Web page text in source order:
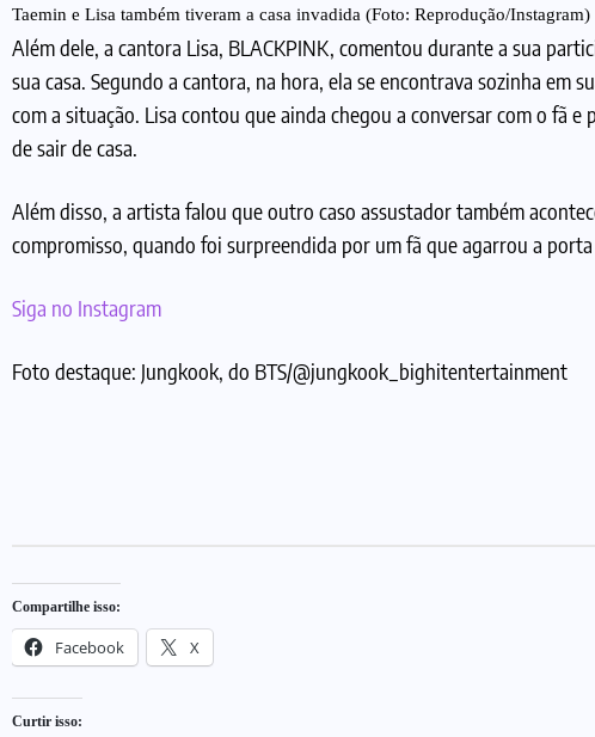
Taemin e Lisa também tiveram a casa invadida (Foto: Reprodução/Instagram)
Além dele, a cantora Lisa, BLACKPINK, comentou durante a sua
sua casa. Segundo a cantora, na hora, ela se encontrava sozinha em
com a situação. Lisa contou que ainda chegou a conversar com o fã
de sair de casa.
Além disso, a artista falou que outro caso assustador também
compromisso, quando foi surpreendida por um fã que agarrou a
Siga no Instagram
Foto destaque: Jungkook, do BTS/@jungkook_bighitentertainment
Compartilhe isso:
Facebook X
Curtir isso: